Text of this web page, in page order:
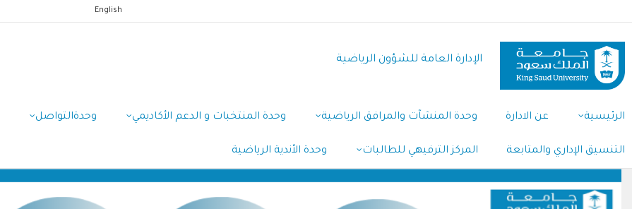
المحتوى
الرئيسي
English
الإدارة العامة للشؤون الرياضية
الرئيسية عن الادارة وحدة المنشآت والمرافق الرياضية وحدة المنتخبات و الدعم الأكاديمي وحدةالتواصل
التنسيق الإداري والمتابعة المركز الترفيهي للطالبات وحدة الأندية الرياضية